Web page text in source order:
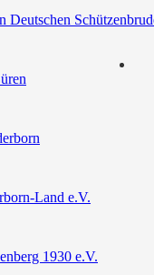
Deutschen
Land e.V.
1930 e.V.